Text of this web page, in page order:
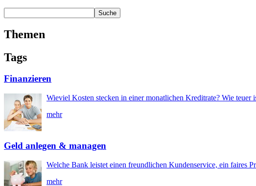
Themen
Tags
Finanzieren
Wieviel Kosten stecken in einer monatlichen Kreditrate? Wie teuer
mehr
Geld anlegen & managen
Welche Bank leistet einen freundlichen Kundenservice, ein faires
mehr